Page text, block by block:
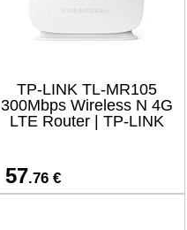
TP-LINK TL-MR105
300Mbps Wireless N 4G
LTE Router | TP-LINK
57.76 €